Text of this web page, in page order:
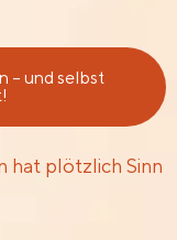
– und selbst
hat plötzlich Sinn